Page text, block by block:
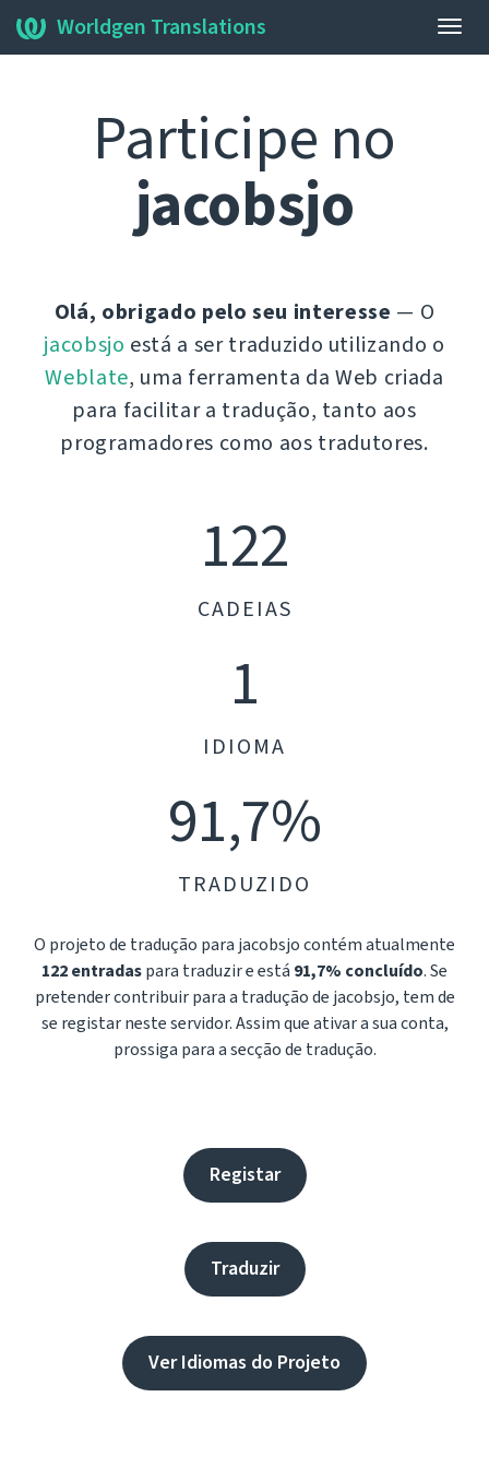
Worldgen Translations
Participe no
jacobsjo
Olá, obrigado pelo seu interesse — O
jacobsjo está a ser traduzido utilizando o
Weblate, uma ferramenta da Web criada
para facilitar a tradução, tanto aos
programadores como aos tradutores.
122
CADEIAS
1
IDIOMA
91,7%
TRADUZIDO
O projeto de tradução para jacobsjo contém atualmente
122 entradaspara traduzir e está 91,7% concluído. Se
pretender contribuir para a tradução de jacobsjo, tem de
se registar neste servidor. Assim que ativar a sua conta,
prossiga para a secção de tradução.
Registar
Traduzir
Ver Idiomas do Projeto